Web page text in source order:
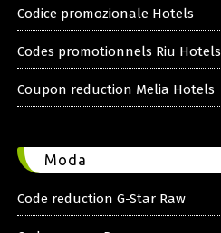
Codice promozionale Hotels
Codes promotionnels Riu Hotels
Coupon reduction Melia Hotels
Moda
Code reduction G-Star Raw